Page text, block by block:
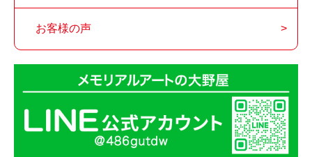
お客様の声